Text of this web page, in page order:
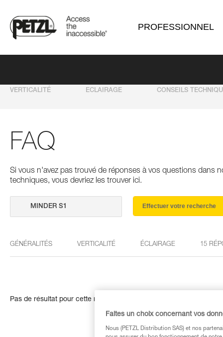
PROFESSIONNEL
VERTICALITÉ ECLAIRAGE CONSEILS
FAQ
Si vous n'avez pas trouvé de réponses à vos questions dans
techniques, vous devriez les trouver ici.
Effectuer votre recherche
GÉNÉRALITÉS VERTICALITÉ ÉCLAIRAGE 15
Pas de résultat pour cette recherche
Faites un choix concernant vos
Nous (PETZL Distribution SAS) et nos